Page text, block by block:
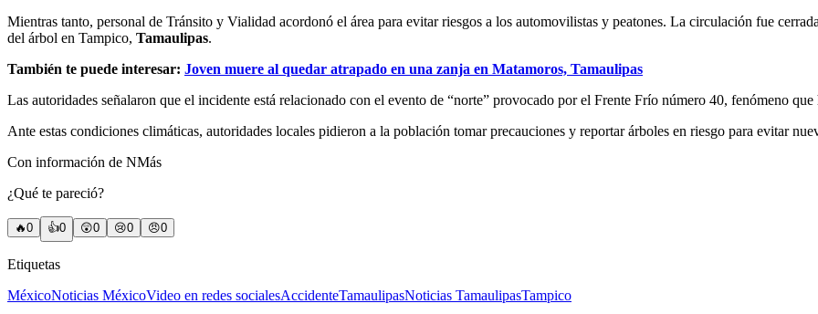
Mientras tanto, personal de Tránsito y Vialidad acordonó el área para evitar riesgos a los automovilistas y peatones. La circulación fue
del árbol en Tampico, Tamaulipas.
También te puede interesar: Joven muere al quedar atrapado en una zanja en Matamoros, Tamaulipas
Las autoridades señalaron que el incidente está relacionado con el evento de “norte” provocado por el Frente Frío número 40, fenómeno
Ante estas condiciones climáticas, autoridades locales pidieron a la población tomar precauciones y reportar árboles en riesgo para evitar
Con información de NMás
¿Qué te pareció?
🔥0 👍0 😲0 😢0 😠0
Etiquetas
MéxicoNoticias MéxicoVideo en redes socialesAccidenteTamaulipasNoticias TamaulipasTampico